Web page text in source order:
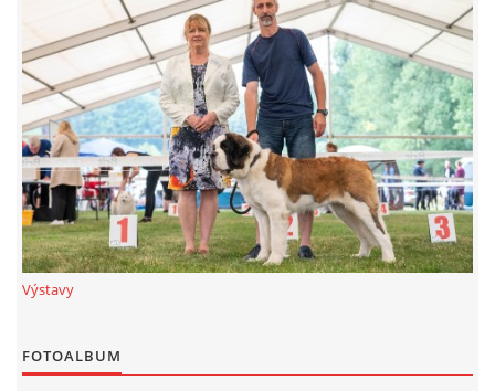
© CHS ze Severních vrchů | Aktualizováno: 20. 7. 2026
Výstavy
FOTOALBUM